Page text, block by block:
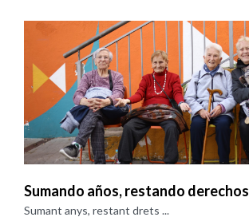
Sumando años, restando derechos
Sumant anys, restant drets ...